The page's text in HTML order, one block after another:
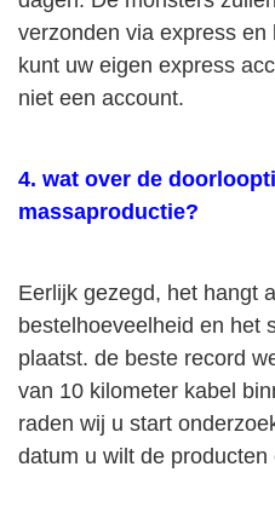
verzonden via express
kunt uw eigen express
niet een account.
4. wat over de
massaproductie?
Eerlijk gezegd, het hangt
bestelhoeveelheid en het
plaatst. de beste record
van 10 kilometer kabel
raden wij u start
datum u wilt de producten